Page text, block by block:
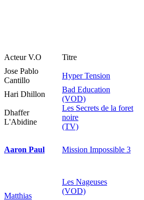
Acteur V.O Titre
Jose Pablo
Cantillo
Hyper Tension
Hari Dhillon
Bad Education
(VOD)
Dhaffer
L'Abidine
Les Secrets de la foret
noire
(TV)
Aaron Paul Mission Impossible 3
Matthias
Les Nageuses
(VOD)